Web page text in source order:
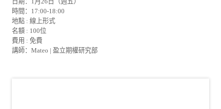
時間：17:00-18:00
地點 : 線上形式
名額 : 100位
費用 : 免費
講師：Mateo | 盈立期權研究部